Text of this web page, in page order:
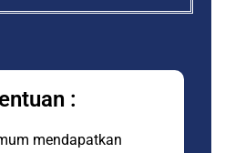
:
mendapatkan